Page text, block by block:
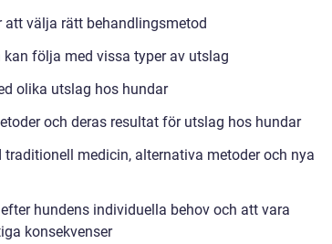
välja rätt behandlingsmetod
följa med vissa typer av utslag
olika utslag hos hundar
och deras resultat för utslag hos hundar
medicin, alternativa metoder och nya
hundens individuella behov och att vara
konsekvenser